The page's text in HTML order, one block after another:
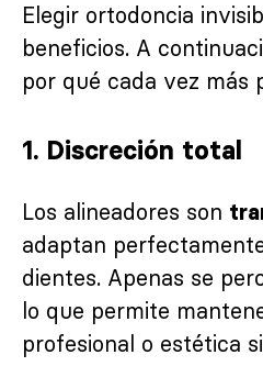
Elegir ortodoncia
beneficios. A
por qué cada vez más
1. Discreción total
Los alineadores son
adaptan
dientes. Apenas se
lo que permite
profesional o estética